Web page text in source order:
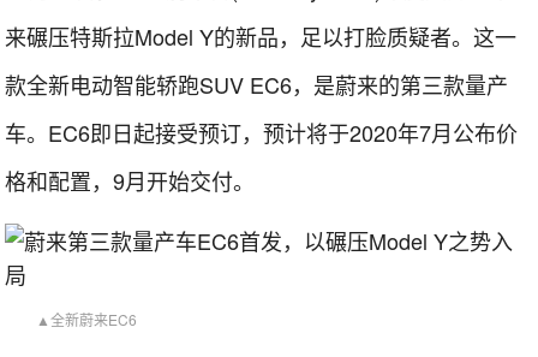
来碾压特斯拉Model Y的新品，足以打脸质疑者。这一
款全新电动智能轿跑SUV EC6，是蔚来的第三款量产
车。EC6即日起接受预订，预计将于2020年7月公布价
格和配置，9月开始交付。
▲全新蔚来EC6